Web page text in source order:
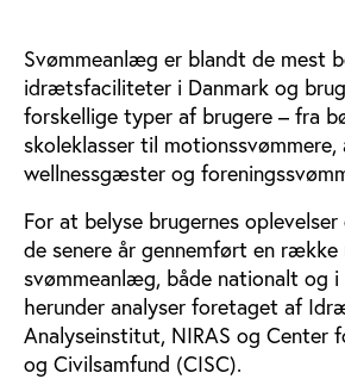
Svømmeanlæg er blandt de mest
idrætsfaciliteter i Danmark og
forskellige typer af brugere – fra
skoleklasser til
wellnessgæster og
For at belyse brugernes
de senere år gennemført en række
svømmeanlæg, både nationalt og i
herunder analyser foretaget af
Analyseinstitut, NIRAS og Center
og Civilsamfund (CISC).